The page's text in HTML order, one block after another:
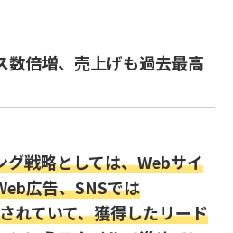
数倍増、売上げも過去最高
グ戦略としては、Webサイ
広告、SNSでは
れていて、獲得したリード